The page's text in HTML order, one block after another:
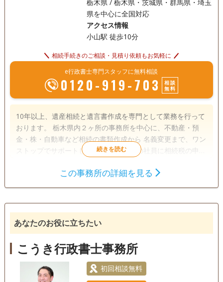
栃木県 / 栃木県・茨城県・群馬県・埼玉
県を中心に全国対応
アクセス情報
小山駅 徒歩10分
相続手続きのご相談・見積り依頼もお気軽に
e行政書士専門スタッフに無料相談
0120-919-703
相談
無料
10年以上、遺産相続と遺言書作成を専門として業務を行って
おります。 栃木県内２ヶ所の事務所を中心に、不動産・預
金・株・自動車など相続の書類作成から 名義変更まで、ワン
ストップでサポートします。 また法人の社員に相続税の申告
せ下さい。まずはお気軽にお問い合わせ下さい。
遺産分割
戸籍収集
相続人調査
訪問可 土日相談可 初回相談無料 18時以降相談可
この事務所の詳細を見る
あなたのお役に立ちたい
こうき行政書士事務所
初回相談無料